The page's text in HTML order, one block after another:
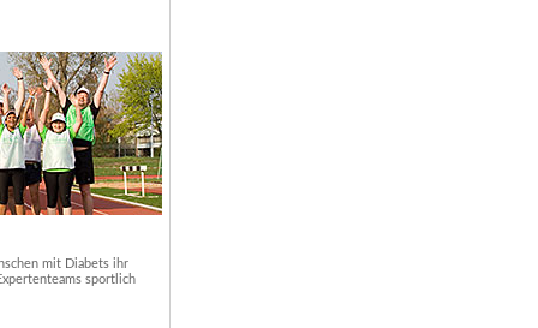
mit Diabets ihr
sportlich